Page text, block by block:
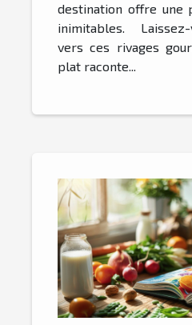
destination offre une
inimitables.
vers ces rivages
plat raconte...